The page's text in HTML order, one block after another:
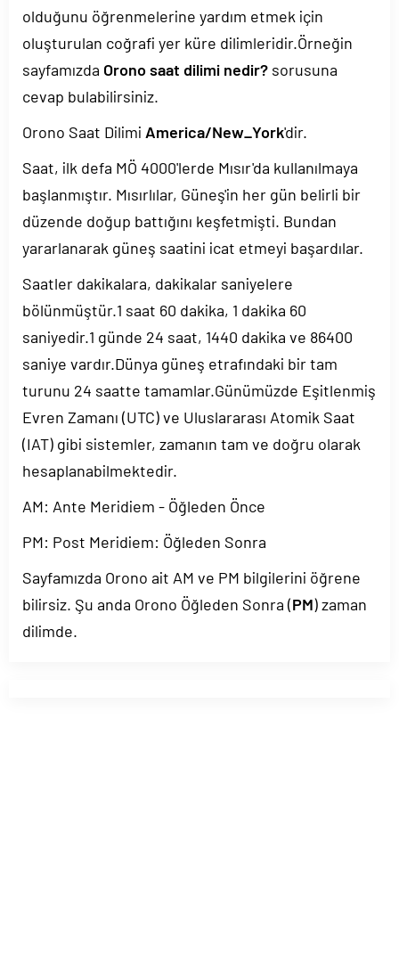
olduğunu öğrenmelerine yardım etmek için
oluşturulan coğrafi yer küre dilimleridir.Örneğin
sayfamızda Orono saat dilimi nedir? sorusuna
cevap bulabilirsiniz.
Orono Saat Dilimi America/New_York'dir.
Saat, ilk defa MÖ 4000'lerde Mısır'da kullanılmaya
başlanmıştır. Mısırlılar, Güneş'in her gün belirli bir
düzende doğup battığını keşfetmişti. Bundan
yararlanarak güneş saatini icat etmeyi başardılar.
Saatler dakikalara, dakikalar saniyelere
bölünmüştür.1 saat 60 dakika, 1 dakika 60
saniyedir.1 günde 24 saat, 1440 dakika ve 86400
saniye vardır.Dünya güneş etrafındaki bir tam
turunu 24 saatte tamamlar.Günümüzde Eşitlenmiş
Evren Zamanı (UTC) ve Uluslararası Atomik Saat
(IAT) gibi sistemler, zamanın tam ve doğru olarak
hesaplanabilmektedir.
AM: Ante Meridiem - Öğleden Önce
PM: Post Meridiem: Öğleden Sonra
Sayfamızda Orono ait AM ve PM bilgilerini öğrene
bilirsiz. Şu anda Orono Öğleden Sonra (PM) zaman
dilimde.